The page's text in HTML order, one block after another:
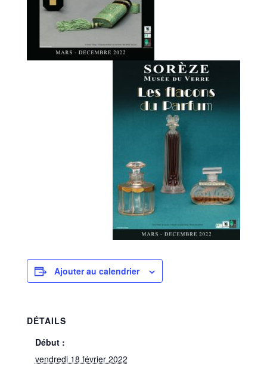
Ajouter au calendrier
DÉTAILS
Début :
vendredi 18 février 2022